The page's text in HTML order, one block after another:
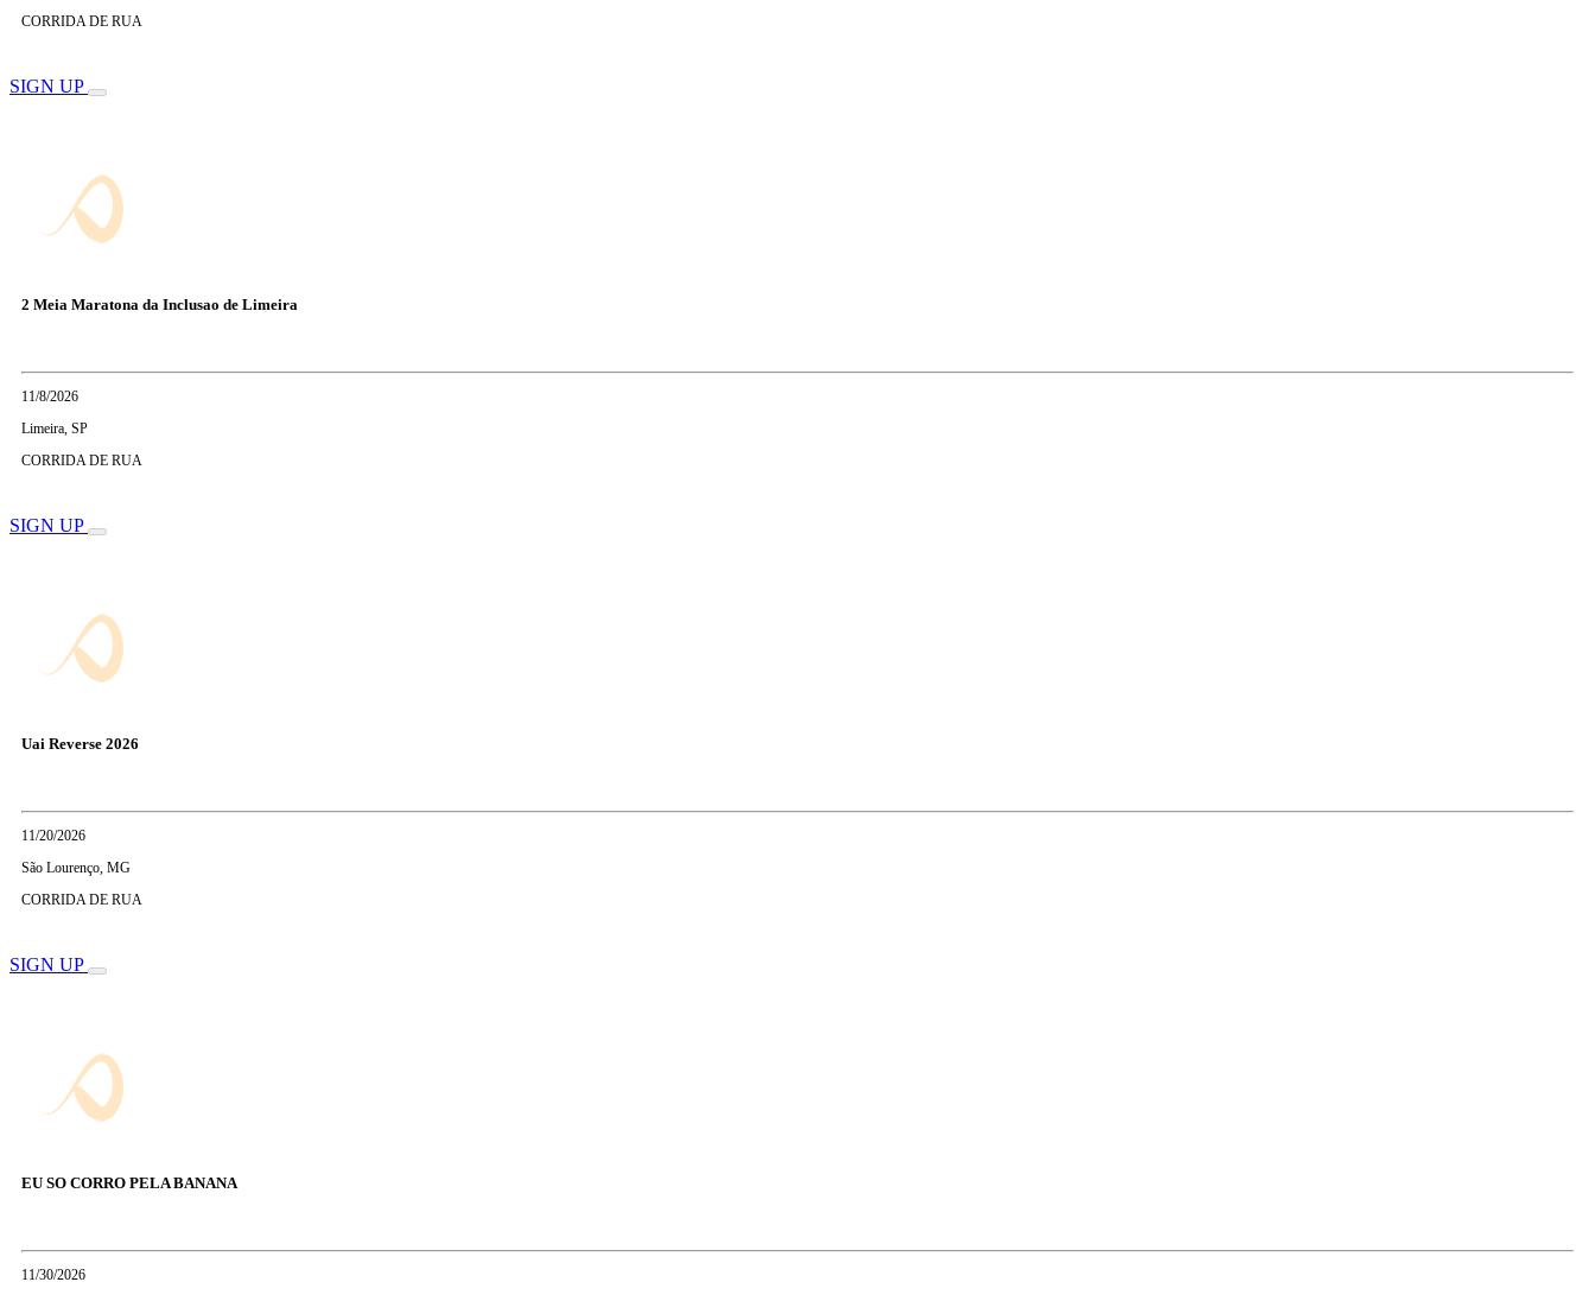
CORRIDA DE RUA
SIGN UP
2 Meia Maratona da Inclusao de Limeira
11/8/2026
Limeira, SP
CORRIDA DE RUA
SIGN UP
Uai Reverse 2026
11/20/2026
São Lourenço, MG
CORRIDA DE RUA
SIGN UP
EU SO CORRO PELA BANANA
11/30/2026